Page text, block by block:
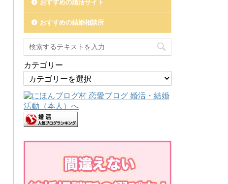
おすすめの婚活サイト
おすすめの結婚相談所
カテゴリー